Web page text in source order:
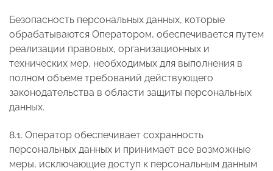
Безопасность персональных данных, которые
обрабатываются Оператором, обеспечивается путем
реализации правовых, организационных и
технических мер, необходимых для выполнения в
полном объеме требований действующего
законодательства в области защиты персональных
данных.
8.1. Оператор обеспечивает сохранность
персональных данных и принимает все возможные
меры, исключающие доступ к персональным данным